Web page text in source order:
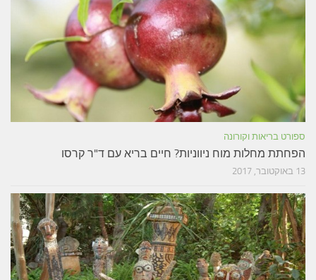
ספורט בריאות וקורונה
הפחתת מחלות מוח ניווניות? חיים בריא עם ד"ר קרסו
13 באוקטובר, 2017